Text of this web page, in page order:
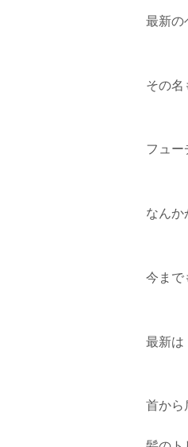
最新の
その名
フュー
なんか
今まで
最新は
首から